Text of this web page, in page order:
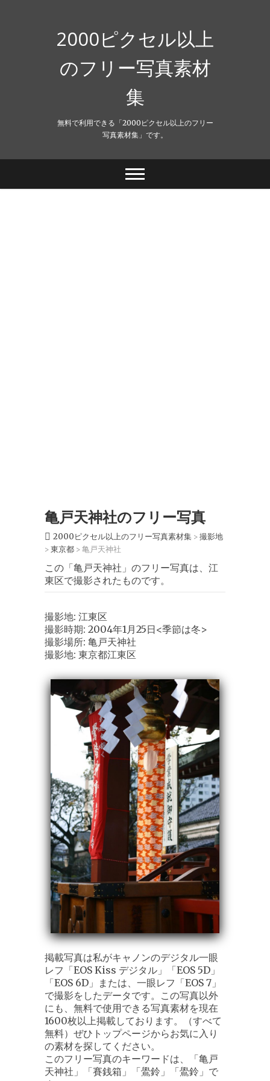
2000ピクセル以上
のフリー写真素材
集
無料で利用できる「2000ピクセル以上のフリー
写真素材集」です。
亀戸天神社のフリー写真
2000ピクセル以上のフリー写真素材集 > 撮影地
> 東京都 > 亀戸天神社
この「亀戸天神社」のフリー写真は、江
東区で撮影されたものです。
撮影地: 江東区
撮影時期: 2004年1月25日<季節は冬>
撮影場所: 亀戸天神社
撮影地: 東京都江東区
掲載写真は私がキャノンのデジタル一眼
レフ「EOS Kiss デジタル」「EOS 5D」
「EOS 6D」または、一眼レフ「EOS 7」
で撮影をしたデータです。この写真以外
にも、無料で使用できる写真素材を現在
1600枚以上掲載しております。（すべて
無料）ぜひトップページからお気に入り
の素材を探してください。
このフリー写真のキーワードは、「亀戸
天神社」「賽銭箱」「鷽鈴」「鷽鈴」で